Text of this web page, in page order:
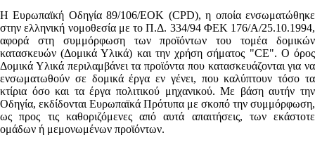
Η Ευρωπαϊκή Οδηγία 89/106/ΕΟΚ (CPD), η οποία ενσωματώθηκε
στην ελληνική νομοθεσία με το Π.Δ. 334/94 ΦΕΚ 176/Α/25.10.1994,
αφορά στη συμμόρφωση των προϊόντων του τομέα δομικών
κατασκευών (Δομικά Υλικά) και την χρήση σήματος "CE". Ο όρος
Δομικά Υλικά περιλαμβάνει τα προϊόντα που κατασκευάζονται για να
ενσωματωθούν σε δομικά έργα εν γένει, που καλύπτουν τόσο τα
κτίρια όσο και τα έργα πολιτικού μηχανικού. Με βάση αυτήν την
Οδηγία, εκδίδονται Ευρωπαϊκά Πρότυπα με σκοπό την συμμόρφωση,
ως προς τις καθοριζόμενες από αυτά απαιτήσεις, των εκάστοτε
ομάδων ή μεμονωμένων προϊόντων.